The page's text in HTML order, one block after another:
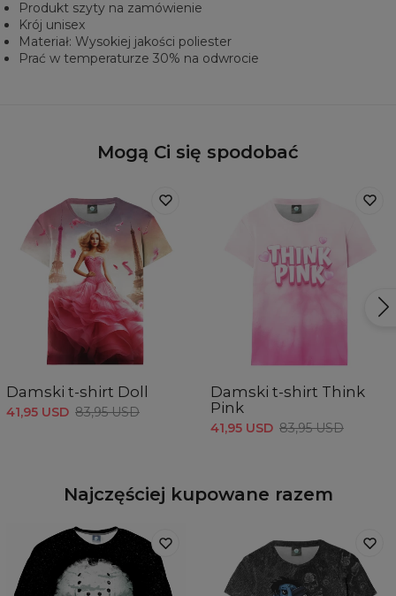
Produkt szyty na zamówienie
Krój unisex
Materiał: Wysokiej jakości poliester
Prać w temperaturze 30% na odwrocie
Mogą Ci się spodobać
Damski t-shirt Doll
41,95 USD 83,95 USD
Damski t-shirt Think
Pink
41,95 USD 83,95 USD
Najczęściej kupowane razem